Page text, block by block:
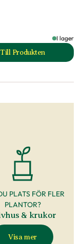
I lager
Till Produkten
till Blårisp
PLATS FÖR FLER
PLANTOR?
& krukor
Visa mer